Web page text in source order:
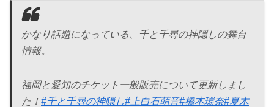
かなり話題になっている、千と千尋の神隠しの舞台
情報。
福岡と愛知のチケット一般販売について更新しまし
た！ #千と千尋の神隠し#上白石萌音#橋本環奈#夏木